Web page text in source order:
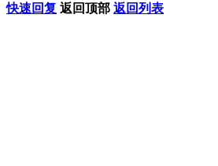
快速回复 返回顶部 返回列表